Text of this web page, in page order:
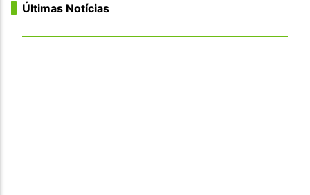
Últimas Notícias